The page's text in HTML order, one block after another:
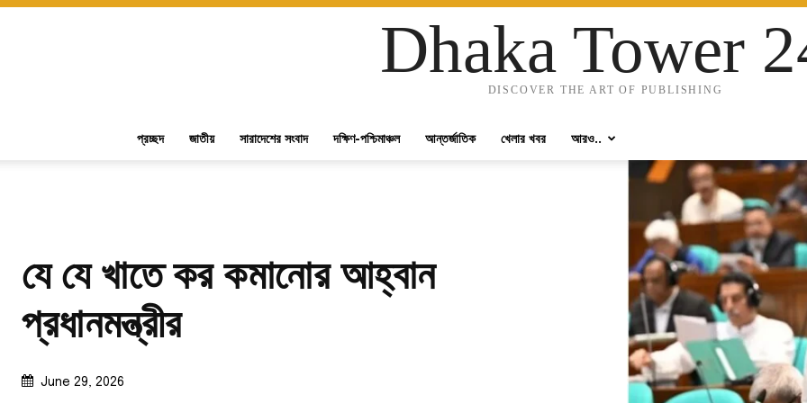
Dhaka Tower
DISCOVER THE ART OF PUBLISHING
প্রচ্ছদ জাতীয় সারাদেশের সংবাদ দক্ষিণ-পশ্চিমাঞ্চল আন্তর্জাতিক খেলার খবর আরও..
যে যে খাতে কর কমানোর আহ্বান
প্রধানমন্ত্রীর
June 29, 2026